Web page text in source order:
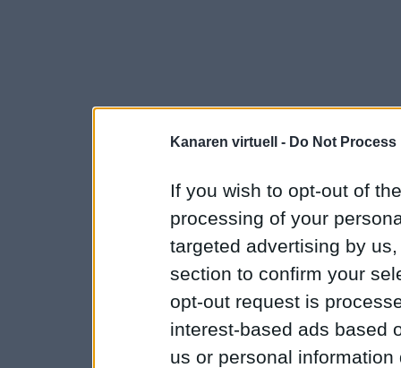
Kanaren virtuell - Do Not
If you wish to opt-out of
processing of your
targeted advertising by
section to confirm your
opt-out request is
interest-based ads based
us or personal